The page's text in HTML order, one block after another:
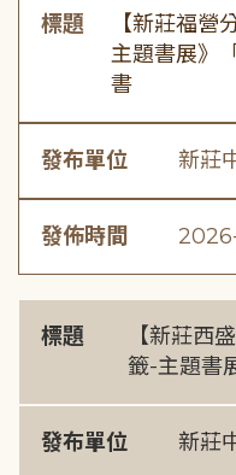
標題
【新莊福營
主題書展》
書
發布單位 新莊
發佈時間
標題
【新莊西
籤-主題書
發布單位 新莊